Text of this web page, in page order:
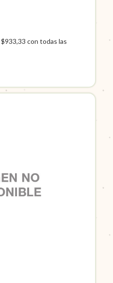
$933,33 con todas las